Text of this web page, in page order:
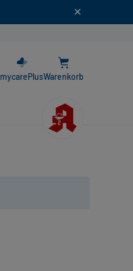
mycarePlusWarenkorb